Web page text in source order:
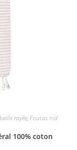
rayée, Foutas nid
100% coton